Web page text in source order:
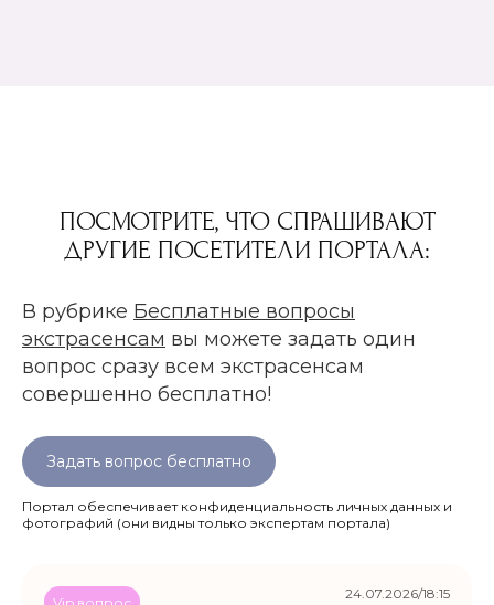
ПОСМОТРИТЕ, ЧТО СПРАШИВАЮТ
ДРУГИЕ ПОСЕТИТЕЛИ ПОРТАЛА:
В рубрике Бесплатные вопросы
экстрасенсам вы можете задать один
вопрос сразу всем экстрасенсам
совершенно бесплатно!
Задать вопрос бесплатно
Портал обеспечивает конфиденциальность личных данных и
фотографий (они видны только экспертам портала)
24.07.2026/18:15